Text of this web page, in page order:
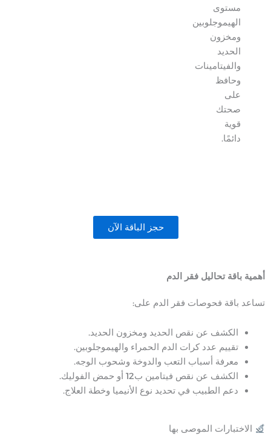
مستوى
الهيموجلوبين
ومخزون
الحديد
والفيتامينات
وحافظ
على
صحتك
قوية
دائمًا.
حجز الباقة الآن
أهمية باقة تحاليل فقر الدم
تساعد باقة فحوصات فقر الدم على:
الكشف عن نقص الحديد ومخزون الحديد.
تقييم عدد كرات الدم الحمراء والهيموجلوبين.
معرفة أسباب التعب والدوخة وشحوب الوجه.
الكشف عن نقص فيتامين ب12 أو حمض الفوليك.
دعم الطبيب في تحديد نوع الأنيميا وخطة العلاج.
الاختبارات الموصى بها